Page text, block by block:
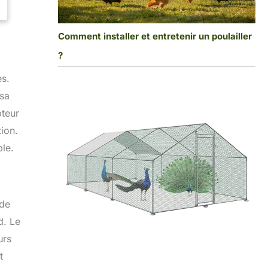
Le
Comment installer et entretenir un poulailler
?